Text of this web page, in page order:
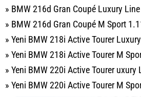
» BMW 216d Gran Coupé Luxury
» BMW 216d Gran Coupé M Sport
» Yeni BMW 218i Active Tourer
» Yeni BMW 218i Active Tourer M
» Yeni BMW 220i Active Tourer
» Yeni BMW 220i Active Tourer M